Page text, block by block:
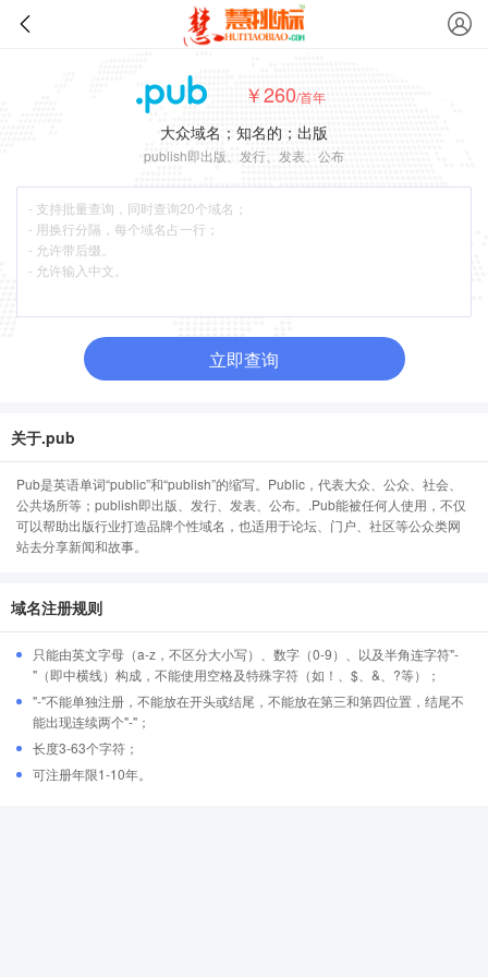
￥260/首年
大众域名；知名的；出版
publish即出版、发行、发表、公布
立即查询
关于.pub
Pub是英语单词“public”和“publish”的缩写。Public，代表大众、公众、社会、
公共场所等；publish即出版、发行、发表、公布。.Pub能被任何人使用，不仅
可以帮助出版行业打造品牌个性域名，也适用于论坛、门户、社区等公众类网
站去分享新闻和故事。
域名注册规则
只能由英文字母（a-z，不区分大小写）、数字（0-9）、以及半角连字符"-
"（即中横线）构成，不能使用空格及特殊字符（如！、$、&、?等）；
"-"不能单独注册，不能放在开头或结尾，不能放在第三和第四位置，结尾不
能出现连续两个"-"；
长度3-63个字符；
可注册年限1-10年。